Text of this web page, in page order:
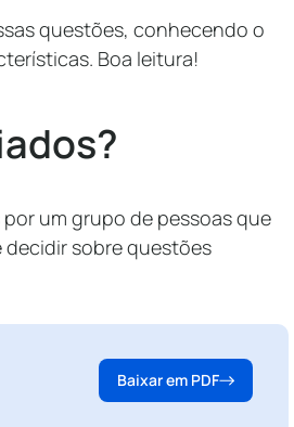
questões, conhecendo o
Boa leitura!
um grupo de pessoas que
decidir sobre questões
Baixar em PDF